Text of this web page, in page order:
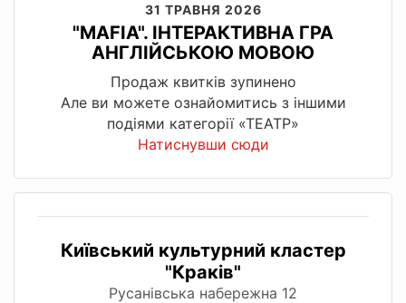
31 ТРАВНЯ 2026
"MAFIA". ІНТЕРАКТИВНА ГРА
АНГЛІЙСЬКОЮ МОВОЮ
Продаж квитків зупинено
Але ви можете ознайомитись з іншими
подіями категорії «ТЕАТР»
Натиснувши сюди
Київський культурний кластер
"Краків"
Русанівська набережна 12